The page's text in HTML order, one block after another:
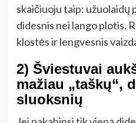
skaičiuoju taip: užuolaidų
didesnis nei lango plotis.
klostės ir lengvesnis
2) Šviestuvai
mažiau „taškų“,
sluoksnių